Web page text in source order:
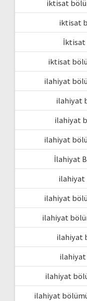
iktisat
iktisat
İktisat
iktisat
ilahiyat
ilahiyat
ilahiyat
ilahiyat
İlahiyat
ilahiyat
ilahiyat
ilahiyat
ilahiyat
ilahiyat
ilahiyat
ilahiyat